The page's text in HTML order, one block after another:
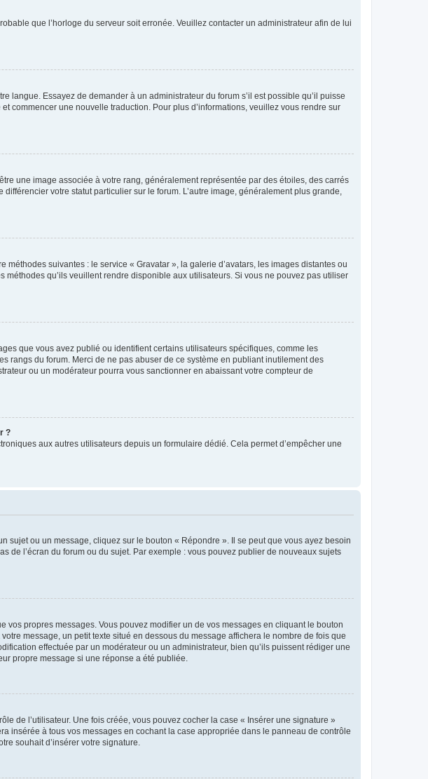
que l’horloge du serveur soit erronée. Veuillez contacter un administrateur afin de lui
langue. Essayez de demander à un administrateur du forum s’il est possible qu’il puisse
commencer une nouvelle traduction. Pour plus d’informations, veuillez vous rendre sur
une image associée à votre rang, généralement représentée par des étoiles, des carrés
votre statut particulier sur le forum. L’autre image, généralement plus grande,
suivantes : le service « Gravatar », la galerie d’avatars, les images distantes ou
qu’ils veuillent rendre disponible aux utilisateurs. Si vous ne pouvez pas utiliser
que vous avez publié ou identifient certains utilisateurs spécifiques, comme les
rangs du forum. Merci de ne pas abuser de ce système en publiant inutilement des
ou un modérateur pourra vous sanctionner en abaissant votre compteur de
?
aux autres utilisateurs depuis un formulaire dédié. Cela permet d’empêcher une
ou un message, cliquez sur le bouton « Répondre ». Il se peut que vous ayez besoin
de l’écran du forum ou du sujet. Par exemple : vous pouvez publier de nouveaux sujets
propres messages. Vous pouvez modifier un de vos messages en cliquant le bouton
message, un petit texte situé en dessous du message affichera le nombre de fois que
effectuée par un modérateur ou un administrateur, bien qu’ils puissent rédiger une
propre message si une réponse a été publiée.
de l’utilisateur. Une fois créée, vous pouvez cocher la case « Insérer une signature »
insérée à tous vos messages en cochant la case appropriée dans le panneau de contrôle
souhait d’insérer votre signature.